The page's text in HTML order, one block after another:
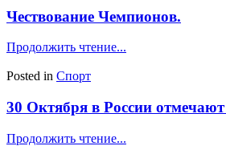
Чествование Чемпионов.
Продолжить чтение...
Posted in Спорт
30 Октября в России отмечают
Продолжить чтение...